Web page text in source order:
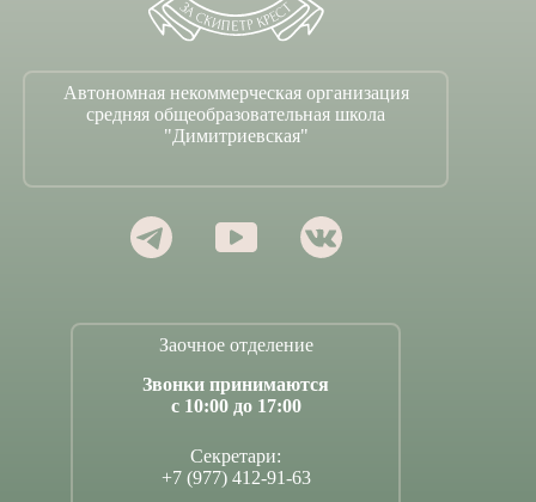
Автономная некоммерческая организация
средняя общеобразовательная школа
"Димитриевская"
Заочное отделение
Звонки принимаются
с 10:00 до 17:00
Секретари:
+7 (977) 412-91-63